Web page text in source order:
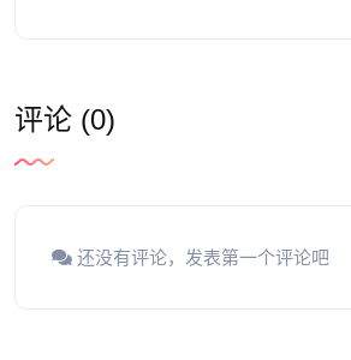
评论 (0)
还没有评论，发表第一个评论吧